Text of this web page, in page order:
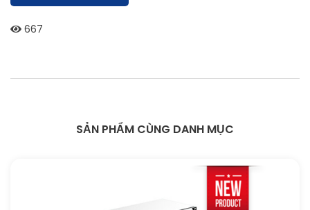
667
SẢN PHẨM CÙNG DANH MỤC